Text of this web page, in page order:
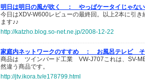
明日は明日の風が吹く ：
やっぱケータイじゃな
今日はXDV-W600レビューの最終回。以上2本に引
ます♪♪
http://katzho.blog.so-net.ne.jp/2008-12-22
家庭内ネットワークのすすめ ：
お風呂テレビ そ
商品は ツインバード工業 VW-J707これは、SV-
然違う商品です。
http://jtv.ikora.tv/e178799.html